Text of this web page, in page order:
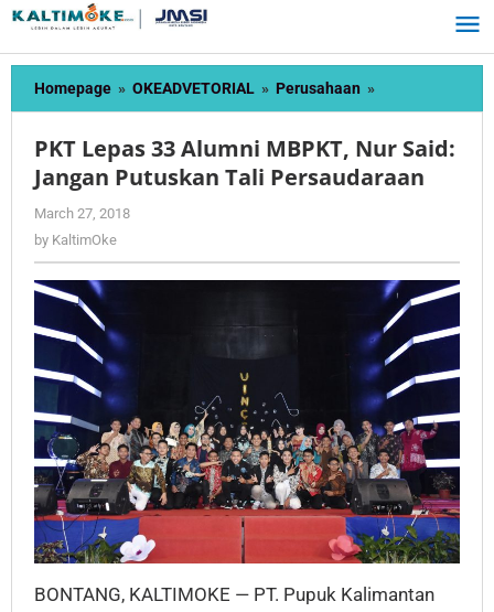
Skip
content
Homepage » OKEADVETORIAL » Perusahaan »
Lepas
Alumni
MBPKT,
Tali
Persaudaraan
PKT Lepas 33 Alumni MBPKT, Nur Said:
Jangan Putuskan Tali Persaudaraan
March 27, 2018
by KaltimOke
BONTANG, KALTIMOKE — PT. Pupuk Kalimantan